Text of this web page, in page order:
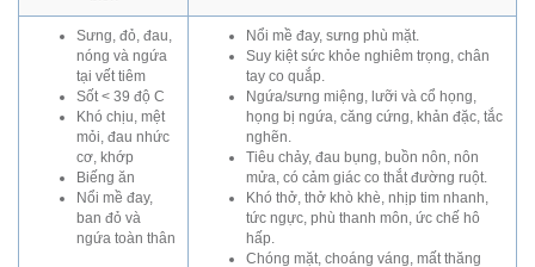
Sưng, đỏ, đau,
nóng và ngứa
tại vết tiêm
Sốt < 39 độ C
Khó chịu, mệt
mỏi, đau nhức
cơ, khớp
Biếng ăn
Nổi mề đay,
ban đỏ và
ngứa toàn thân
Nổi mề đay, sưng phù mặt.
Suy kiệt sức khỏe nghiêm trọng, chân
tay co quắp.
Ngứa/sưng miệng, lưỡi và cổ họng,
họng bị ngứa, căng cứng, khản đặc, tắc
nghẽn.
Tiêu chảy, đau bụng, buồn nôn, nôn
mửa, có cảm giác co thắt đường ruột.
Khó thở, thở khò khè, nhịp tim nhanh,
tức ngực, phù thanh môn, ức chế hô
hấp.
Chóng mặt, choáng váng, mất thăng